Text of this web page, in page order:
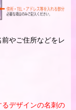
やご住所などをレ
デザインの名刺の